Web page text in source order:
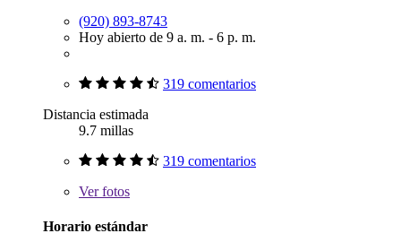
(920) 893-8743
Hoy abierto de 9 a. m. - 6 p. m.
319 comentarios
Distancia estimada
9.7 millas
319 comentarios
Verfotos
Horario estándar